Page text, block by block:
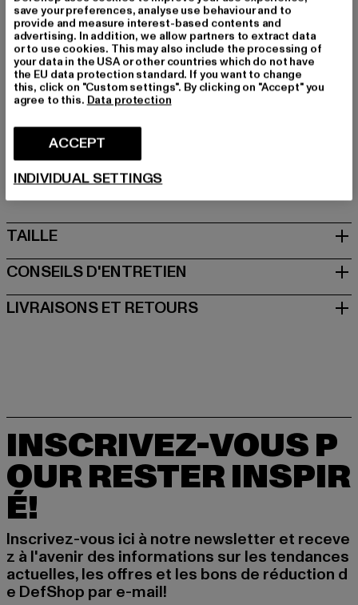
Marque: 2Y Premium
Catégorie: Pantalons & Shorts
Couleur: grau
Couleur du fabricant: grey
Composition du matériau: 70% Coton, 27% Polyester,
3% Élasthanne
Art.Nr: P1044CPP-00111
Fabricant: 2Y Premium GmbH |
Hollefeldstraße 16 | 48282 Emsdetten | DE
TAILLE
CONSEILS D'ENTRETIEN
LIVRAISONS ET RETOURS
INSCRIVEZ-VOUS P
OUR RESTER INSPIR
É!
Inscrivez-vous ici à notre newsletter et receve
z à l'avenir des informations sur les tendances
actuelles, les offres et les bons de réduction d
e DefShop par e-mail!
save your preferences, analyse use behaviour and to
provide and measure interest-based contents and
advertising. In addition, we allow partners to extract data
or to use cookies. This may also include the processing of
your data in the USA or other countries which do not have
the EU data protection standard. If you want to change
this, click on "Custom settings". By clicking on "Accept" you
agree to this. Data protection
ACCEPT
INDIVIDUAL SETTINGS